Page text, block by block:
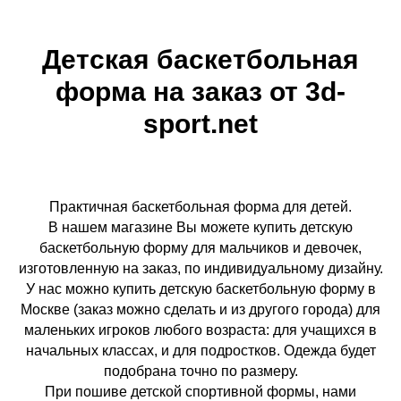
Детская баскетбольная
форма на заказ от 3d-
sport.net
Практичная баскетбольная форма для детей.
В нашем магазине Вы можете купить детскую
баскетбольную форму для мальчиков и девочек,
изготовленную на заказ, по индивидуальному дизайну.
У нас можно купить детскую баскетбольную форму в
Москве (заказ можно сделать и из другого города) для
маленьких игроков любого возраста: для учащихся в
начальных классах, и для подростков. Одежда будет
подобрана точно по размеру.
При пошиве детской спортивной формы, нами